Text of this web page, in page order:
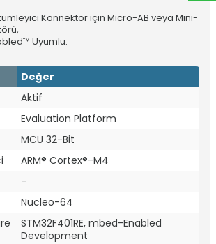
Konnektör için Micro-AB veya Mini-
Uyumlu.
Değer
Aktif
Evaluation Platform
MCU 32-Bit
ARM® Cortex®-M4
-
Nucleo-64
STM32F401RE, mbed-Enabled
Development